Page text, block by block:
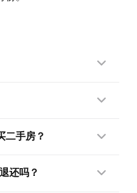
二手房？
还吗？